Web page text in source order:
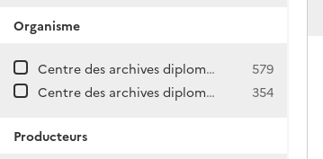
Organisme
Centre des archives diplomatiques de La Courneuve
579
Centre des archives diplomatiques de Nantes
354
Producteurs